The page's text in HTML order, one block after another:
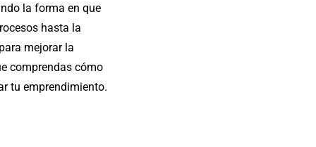
la forma en que
hasta la
mejorar la
comprendas cómo
tu emprendimiento.